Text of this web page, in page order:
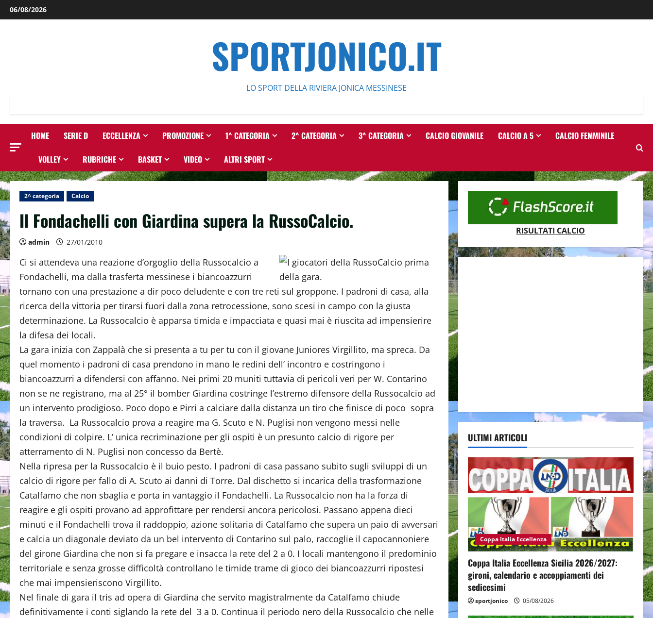
Salta
al
06/08/2026
SPORTJONICO.IT
LO SPORT DELLA RIVIERA JONICA MESSINESE
HOME SERIE D ECCELLENZA PROMOZIONE 1^ CATEGORIA 2^ CATEGORIA 3^ CATEGORIA CALCIO GIOVANILE CALCIO A 5 CALCIO FEMMINILE
VOLLEY RUBRICHE BASKET VIDEO ALTRI SPORT
2^ categoria Calcio
Il Fondachelli con Giardina supera la RussoCalcio.
admin 27/01/2010
Ci si attendeva una reazione d’orgoglio della Russocalcio a
Fondachelli, ma dalla trasferta messinese i biancoazzurri
tornano con una prestazione a dir poco deludente e con tre reti sul groppone. I padroni di casa, alla
ricerca della vittoria per tirarsi fuori dalla zona retrocessione, sono scesi in campo con la giusta
determinazione. La Russocalcio è apparsa timida e impacciata e quasi mai è riuscita ad impensierire
la difesa dei locali.
La gara inizia con Zappalà che si presenta a tu per tu con il giovane Juniores Virgillito, ma spreca. Da
quel momento i padroni di casa prendono in mano le redini dell’ incontro e costringono i
biancoazzurri a difendersi con affanno. Nei primi 20 muniti tuttavia di pericoli veri per W. Contarino
non se ne registrano, ma al 25° il bomber Giardina costringe l’estremo difensore della Russocalcio ad
un intervento prodigioso. Poco dopo e Pirri a calciare dalla distanza un tiro che finisce di poco sopra
la traversa. La Russocalcio prova a reagire ma G. Scuto e N. Puglisi non vengono messi nelle
condizioni di colpire. L’ unica recriminazione per gli ospiti è un presunto calcio di rigore per
atterramento di N. Puglisi non concesso da Bertè.
Nella ripresa per la Russocalcio è il buio pesto. I padroni di casa passano subito sugli sviluppi di un
calcio di rigore per fallo di A. Scuto ai danni di Torre. Dal dischetto si incarica della trasformazione
Catalfamo che non sbaglia e porta in vantaggio il Fondachelli. La Russocalcio non ha la forza di
reagire e gli ospiti provano ad approfittare per rendersi ancora pericolosi. Passano appena dieci
minuti e il Fondachelli trova il raddoppio, azione solitaria di Catalfamo che supera un paio di avversari
e calcia un diagonale deviato da un bel intervento di Contarino sul palo, raccoglie il capocannoniere
del girone Giardina che non si fa pregare e insacca la rete del 2 a 0. I locali mantengono il predominio
territoriale e senza grosse difficoltà controllano le timide trame di gioco dei biancoazzurri ripostesi
che mai impensieriscono Virgillito.
Nel finale di gara il tris ad opera di Giardina che servito magistralmente da Catalfamo chiude
definitivamente i conti siglando la rete del 3 a 0. Continua il periodo nero della Russocalcio che nelle
RISULTATI CALCIO
ULTIMI ARTICOLI
Coppa Italia Eccellenza
Coppa Italia Eccellenza Sicilia 2026/2027:
gironi, calendario e accoppiamenti dei
sedicesimi
sportjonico 05/08/2026